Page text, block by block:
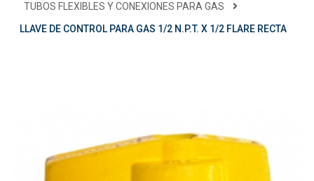
TUBOS FLEXIBLES Y CONEXIONES PARA GAS
LLAVE DE CONTROL PARA GAS 1/2 N.P.T. X 1/2 FLARE RECTA